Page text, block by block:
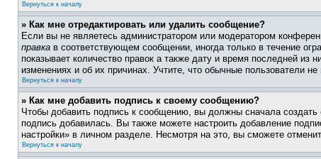
Вернуться к началу
» Как мне отредактировать или удалить сообщение?
Если вы не являетесь администратором или модератором
правка в соответствующем сообщении, иногда только в течение
показывает количество правок а также дату и время последней
изменениях и об их причинах. Учтите, что обычные пользователи
Вернуться к началу
» Как мне добавить подпись к своему сообщению?
Чтобы добавить подпись к сообщению, вы должны сначала
подпись добавилась. Вы также можете настроить добавление
настройки» в личном разделе. Несмотря на это, вы сможете
Вернуться к началу